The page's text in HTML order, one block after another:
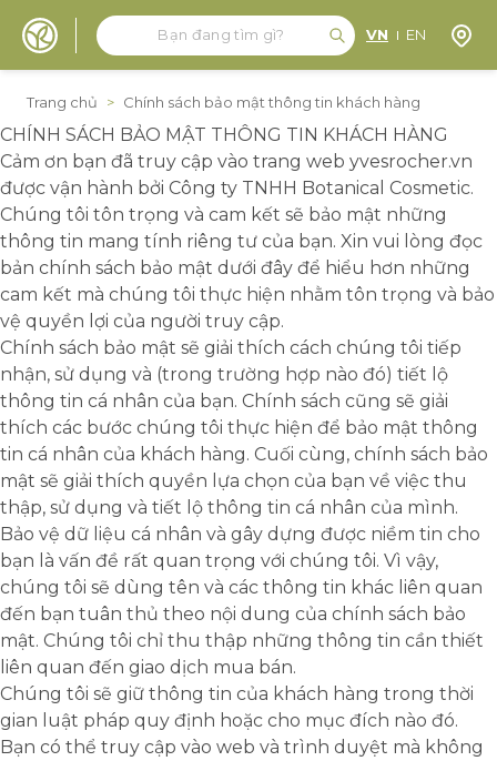
Tìm kiếm
Tìm kiếm
VN EN Định
Trang chủ > Chính sách bảo mật thông tin khách hàng
CHÍNH SÁCH BẢO MẬT THÔNG TIN KHÁCH HÀNG
Cảm ơn bạn đã truy cập vào trang web yvesrocher.vn
được vận hành bởi Công ty TNHH Botanical Cosmetic.
Chúng tôi tôn trọng và cam kết sẽ bảo mật những
thông tin mang tính riêng tư của bạn. Xin vui lòng đọc
bản chính sách bảo mật dưới đây để hiểu hơn những
cam kết mà chúng tôi thực hiện nhằm tôn trọng và bảo
vệ quyền lợi của người truy cập.
Chính sách bảo mật sẽ giải thích cách chúng tôi tiếp
nhận, sử dụng và (trong trường hợp nào đó) tiết lộ
thông tin cá nhân của bạn. Chính sách cũng sẽ giải
thích các bước chúng tôi thực hiện để bảo mật thông
tin cá nhân của khách hàng. Cuối cùng, chính sách bảo
mật sẽ giải thích quyền lựa chọn của bạn về việc thu
thập, sử dụng và tiết lộ thông tin cá nhân của mình.
Bảo vệ dữ liệu cá nhân và gây dựng được niềm tin cho
bạn là vấn đề rất quan trọng với chúng tôi. Vì vậy,
chúng tôi sẽ dùng tên và các thông tin khác liên quan
đến bạn tuân thủ theo nội dung của chính sách bảo
mật. Chúng tôi chỉ thu thập những thông tin cần thiết
liên quan đến giao dịch mua bán.
Chúng tôi sẽ giữ thông tin của khách hàng trong thời
gian luật pháp quy định hoặc cho mục đích nào đó.
Bạn có thể truy cập vào web và trình duyệt mà không